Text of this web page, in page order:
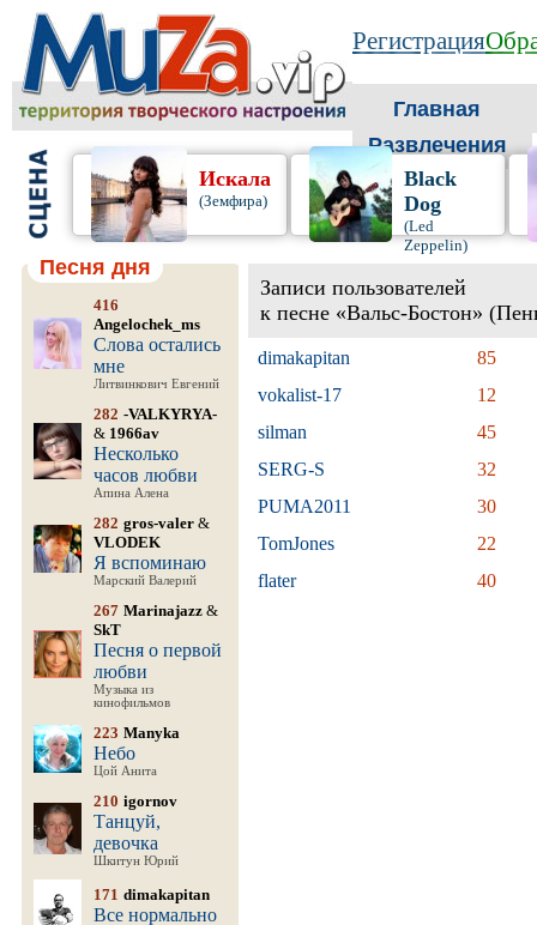
Регистрация
Главная
Развлечения
Искала
(Земфира)
Black
Dog
(Led
Zeppelin)
Песня дня
416
Angelochek_ms
Слова остались
мне
Литвинкович Евгений
282 -VALKYRYA-
& 1966av
Несколько
часов любви
Апина Алена
282 gros-valer &
VLODEK
Я вспоминаю
Марский Валерий
267 Marinajazz &
SkT
Песня о первой
любви
Музыка из
кинофильмов
223 Manyka
Небо
Цой Анита
210 igornov
Танцуй,
девочка
Шкитун Юрий
171 dimakapitan
Все нормально
Записи пользователей
к песне «Вальс-Бостон»
dimakapitan
85
vokalist-17
12
silman
45
SERG-S
32
PUMA2011
30
TomJones
22
flater
40